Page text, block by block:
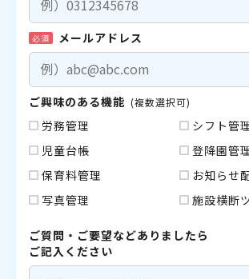
必須 メールアドレス
ご興味のある機能 (複数選択可)
労務管理
シフト管
児童台帳
登降園管
保育料管理
お知らせ
写真管理
施設横断
ご質問・ご要望などありましたら
ご記入ください